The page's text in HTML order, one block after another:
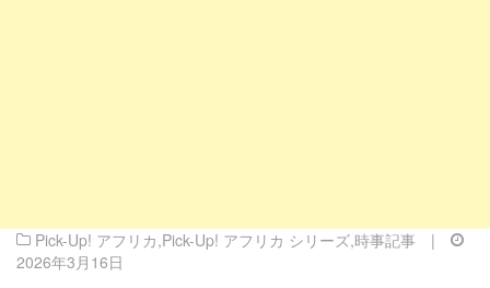
Pick-Up! アフリカ,Pick-Up! アフリカ シリーズ,時事記事
|
2026年3月16日